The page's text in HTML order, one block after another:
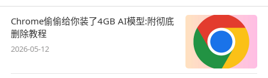
Chrome偷偷给你装了4GB AI模型:附彻底
删除教程
2026-05-12